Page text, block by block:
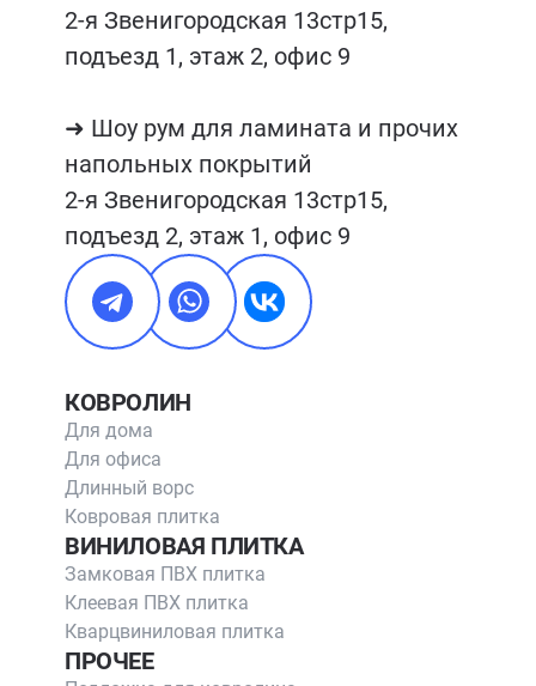
2-я Звенигородская 13стр15,
подъезд 1, этаж 2, офис 9
➜ Шоу рум для ламината и прочих
напольных покрытий
2-я Звенигородская 13стр15,
подъезд 2, этаж 1, офис 9
КОВРОЛИН
Для дома
Для офиса
Длинный ворс
Ковровая плитка
ВИНИЛОВАЯ ПЛИТКА
Замковая ПВХ плитка
Клеевая ПВХ плитка
Кварцвиниловая плитка
ПРОЧЕЕ